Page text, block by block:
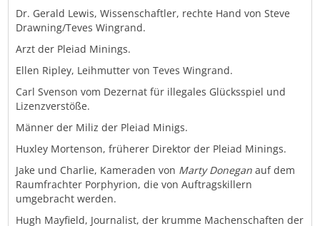
Dr. Gerald Lewis, Wissenschaftler, rechte Hand von Steve
Drawning/Teves Wingrand.
Arzt der Pleiad Minings.
Ellen Ripley, Leihmutter von Teves Wingrand.
Carl Svenson vom Dezernat für illegales Glücksspiel und
Lizenzverstöße.
Männer der Miliz der Pleiad Minigs.
Huxley Mortenson, früherer Direktor der Pleiad Minings.
Jake und Charlie, Kameraden von Marty Doneganauf dem
Raumfrachter Porphyrion, die von Auftragskillern
umgebracht werden.
Hugh Mayfield, Journalist, der krumme Machenschaften der